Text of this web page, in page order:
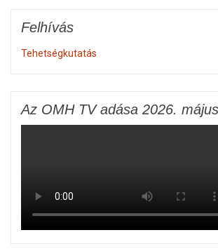
Felhívás
Tehetségkutatás
Az OMH TV adása 2026.